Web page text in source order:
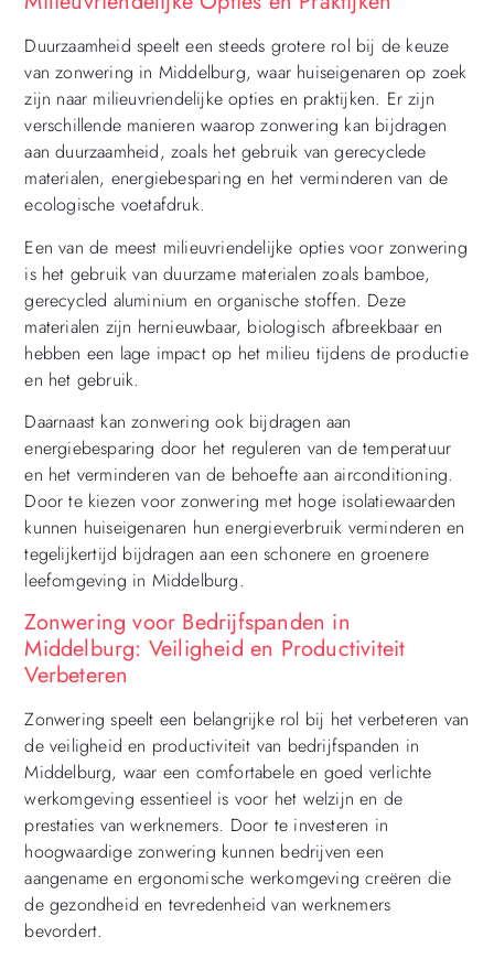
Duurzaamheid speelt een steeds grotere rol bij de keuze
van zonwering in Middelburg, waar huiseigenaren op zoek
zijn naar milieuvriendelijke opties en praktijken. Er zijn
verschillende manieren waarop zonwering kan bijdragen
aan duurzaamheid, zoals het gebruik van gerecyclede
materialen, energiebesparing en het verminderen van de
ecologische voetafdruk.
Een van de meest milieuvriendelijke opties voor zonwering
is het gebruik van duurzame materialen zoals bamboe,
gerecycled aluminium en organische stoffen. Deze
materialen zijn hernieuwbaar, biologisch afbreekbaar en
hebben een lage impact op het milieu tijdens de productie
en het gebruik.
Daarnaast kan zonwering ook bijdragen aan
energiebesparing door het reguleren van de temperatuur
en het verminderen van de behoefte aan airconditioning.
Door te kiezen voor zonwering met hoge isolatiewaarden
kunnen huiseigenaren hun energieverbruik verminderen en
tegelijkertijd bijdragen aan een schonere en groenere
leefomgeving in Middelburg.
Zonwering voor Bedrijfspanden in
Middelburg: Veiligheid en Productiviteit
Verbeteren
Zonwering speelt een belangrijke rol bij het verbeteren van
de veiligheid en productiviteit van bedrijfspanden in
Middelburg, waar een comfortabele en goed verlichte
werkomgeving essentieel is voor het welzijn en de
prestaties van werknemers. Door te investeren in
hoogwaardige zonwering kunnen bedrijven een
aangename en ergonomische werkomgeving creëren die
de gezondheid en tevredenheid van werknemers
bevordert.